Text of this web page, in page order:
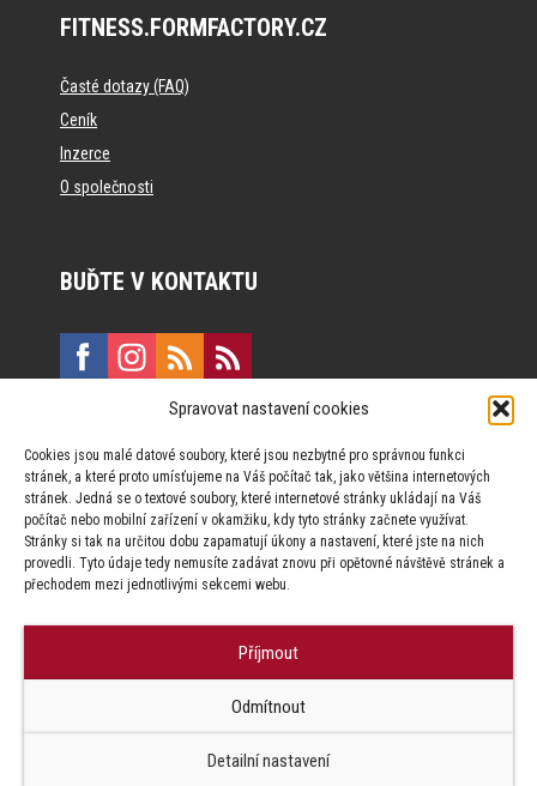
Spravovat nastavení cookies
Cookies jsou malé datové soubory, které jsou nezbytné pro správnou funkci
stránek, a které proto umísťujeme na Váš počítač tak, jako většina internetových
stránek. Jedná se o textové soubory, které internetové stránky ukládají na Váš
počítač nebo mobilní zařízení v okamžiku, kdy tyto stránky začnete využívat.
Stránky si tak na určitou dobu zapamatují úkony a nastavení, které jste na nich
provedli. Tyto údaje tedy nemusíte zadávat znovu při opětovné návštěvě stránek a
přechodem mezi jednotlivými sekcemi webu.
Příjmout
Odmítnout
Detailní nastavení
FITNESS.FORMFACTORY.CZ
Časté dotazy (FAQ)
Ceník
Inzerce
O společnosti
BUĎTE V KONTAKTU
Vinohradská 190, 130 00 Praha 3
Za publikovaný obsah odpovídají jednotliví autoři.
Factory s.r.o. zapovězeno.